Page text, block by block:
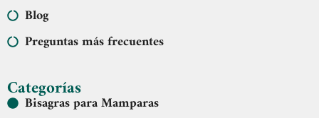
Blog
Preguntas más frecuentes
Categorías
Bisagras para Mamparas